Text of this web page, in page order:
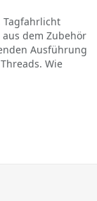
Tagfahrlicht
dem Zubehör
Ausführung
Wie